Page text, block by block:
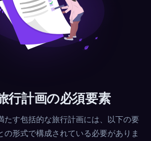
行計画の必須要素
たす包括的な旅行計画には、以下の要
の形式で構成されている必要がありま